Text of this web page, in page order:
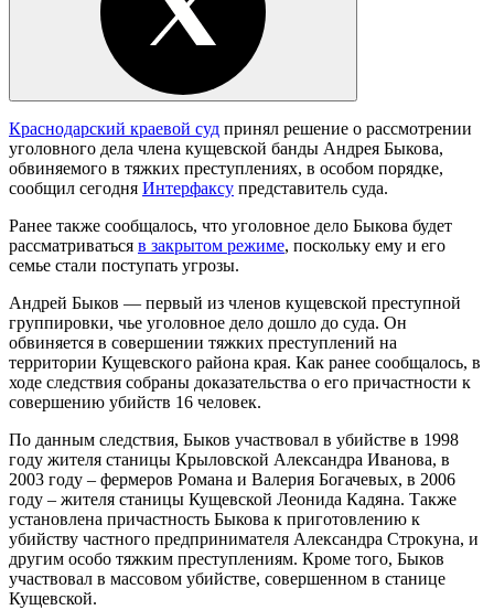
Краснодарский краевой суд принял решение о рассмотрении
уголовного дела члена кущевской банды Андрея Быкова,
обвиняемого в тяжких преступлениях, в особом порядке,
сообщил сегодня Интерфаксу представитель суда.
Ранее также сообщалось, что уголовное дело Быкова будет
рассматриваться в закрытом режиме, поскольку ему и его
семье стали поступать угрозы.
Андрей Быков — первый из членов кущевской преступной
группировки, чье уголовное дело дошло до суда. Он
обвиняется в совершении тяжких преступлений на
территории Кущевского района края. Как ранее сообщалось, в
ходе следствия собраны доказательства о его причастности к
совершению убийств 16 человек.
По данным следствия, Быков участвовал в убийстве в 1998
году жителя станицы Крыловской Александра Иванова, в
2003 году – фермеров Романа и Валерия Богачевых, в 2006
году – жителя станицы Кущевской Леонида Кадяна. Также
установлена причастность Быкова к приготовлению к
убийству частного предпринимателя Александра Строкуна, и
другим особо тяжким преступлениям. Кроме того, Быков
участвовал в массовом убийстве, совершенном в станице
Кущевской.